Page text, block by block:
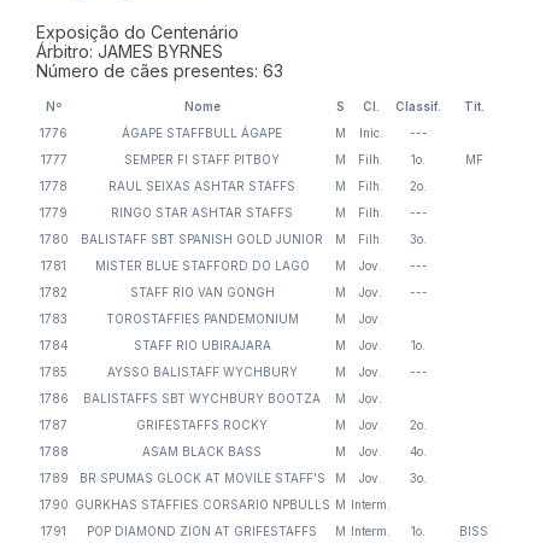
Exposição do Centenário
Árbitro: JAMES BYRNES
Número de cães presentes: 63
Nº Nome S Cl. Classif.
Tít.
1776
ÁGAPE STAFFBULL ÁGAPE M Inic.
---
1777
SEMPER FI STAFF PITBOY M Filh. 1o.
MF
1778
RAUL SEIXAS ASHTAR STAFFS M Filh.
2o.
1779
RINGO STAR ASHTAR STAFFS M Filh.
---
1780
BALISTAFF SBT SPANISH GOLD JUNIOR M Filh.
3o.
1781
MISTER BLUE STAFFORD DO LAGO M Jov.
---
1782
STAFF RIO VAN GONGH M Jov.
---
1783
TOROSTAFFIES PANDEMONIUM M
Jov.
1784
STAFF RIO UBIRAJARA M Jov.
1o.
1785
AYSSO BALISTAFF WYCHBURY M Jov.
---
1786
BALISTAFFS SBT WYCHBURY BOOTZA M
Jov.
1787
GRIFESTAFFS ROCKY M Jov.
2o.
1788
ASAM BLACK BASS M Jov.
4o.
1789
BR SPUMAS GLOCK AT MOVILE STAFF'S M Jov.
3o.
1790 GURKHAS STAFFIES CORSARIO NPBULLS M Interm.
1791
POP DIAMOND ZION AT GRIFESTAFFS M Interm. 1o. BISS